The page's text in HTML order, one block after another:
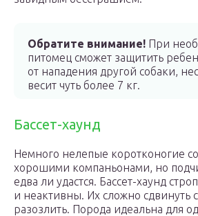
Обратите внимание! При
питомец сможет защитить
от нападения другой собаки,
весит чуть более 7 кг.
Бассет-хаунд
Немного нелепые коротконогие
хорошими компаньонами, но
едва ли удастся. Бассет-хаунд
и неактивны. Их сложно сдвинуть
разозлить. Порода идеальна для